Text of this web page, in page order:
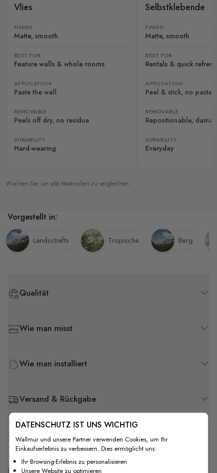
Vlies
FINISH
Matte, smooth
BEST FOR
Feature walls & whole rooms
APPLICATION
Paste the wall
REMOVABLE
Peels off dry, no residue
DURABILITY
Hard-wearing
Selbstklebende
FINISH
Matte, smooth
BEST FOR
Rentals & quick
APPLICATION
Peel & stick, no paste
REMOVABLE
Repositionable,
DURABILITY
Everyday
Wischen Sie, um alle Materialien zu vergleichen
Qualität
Wie man misst
Wie man installiert
Versand & Rückgabe
F.A.Q
Kostenlose Anpassung
Vorgestellt in:
Landschafts Tropische Berg
DATENSCHUTZ IST UNS WICHTIG
Wallmur und unsere Partner verwenden Cookies, um Ihr
Einkaufserlebnis zu verbessern. Dies ermöglicht uns:
Ihr Browsing-Erlebnis zu personalisieren
Unsere Website zu optimieren